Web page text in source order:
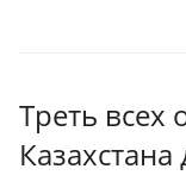
Треть всех